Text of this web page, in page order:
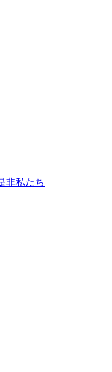
非私たち